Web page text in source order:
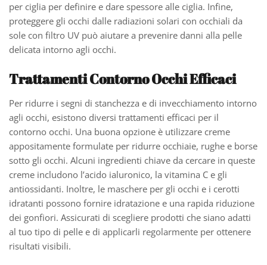
per ciglia per definire e dare spessore alle ciglia. Infine,
proteggere gli occhi dalle radiazioni solari con occhiali da
sole con filtro UV può aiutare a prevenire danni alla pelle
delicata intorno agli occhi.
Trattamenti Contorno Occhi Efficaci
Per ridurre i segni di stanchezza e di invecchiamento intorno
agli occhi, esistono diversi trattamenti efficaci per il
contorno occhi. Una buona opzione è utilizzare creme
appositamente formulate per ridurre occhiaie, rughe e borse
sotto gli occhi. Alcuni ingredienti chiave da cercare in queste
creme includono l’acido ialuronico, la vitamina C e gli
antiossidanti. Inoltre, le maschere per gli occhi e i cerotti
idratanti possono fornire idratazione e una rapida riduzione
dei gonfiori. Assicurati di scegliere prodotti che siano adatti
al tuo tipo di pelle e di applicarli regolarmente per ottenere
risultati visibili.